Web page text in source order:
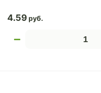
4.59